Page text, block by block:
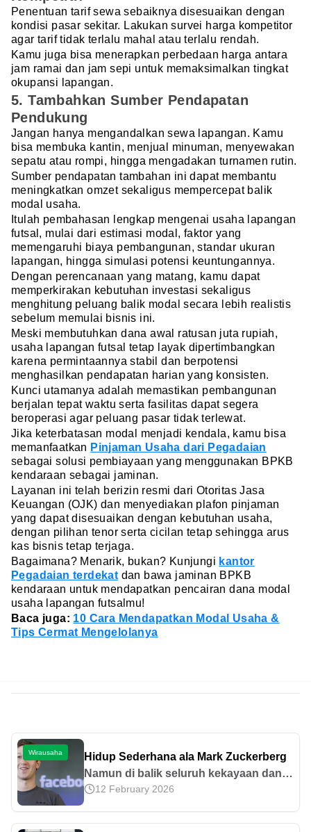
Penentuan tarif sewa sebaiknya disesuaikan dengan
kondisi pasar sekitar. Lakukan survei harga kompetitor
agar tarif tidak terlalu mahal atau terlalu rendah.
Kamu juga bisa menerapkan perbedaan harga antara
jam ramai dan jam sepi untuk memaksimalkan tingkat
okupansi lapangan.
5. Tambahkan Sumber Pendapatan
Pendukung
Jangan hanya mengandalkan sewa lapangan. Kamu
bisa membuka kantin, menjual minuman, menyewakan
sepatu atau rompi, hingga mengadakan turnamen rutin.
Sumber pendapatan tambahan ini dapat membantu
meningkatkan omzet sekaligus mempercepat balik
modal usaha.
Itulah pembahasan lengkap mengenai usaha lapangan
futsal, mulai dari estimasi modal, faktor yang
memengaruhi biaya pembangunan, standar ukuran
lapangan, hingga simulasi potensi keuntungannya.
Dengan perencanaan yang matang, kamu dapat
memperkirakan kebutuhan investasi sekaligus
menghitung peluang balik modal secara lebih realistis
sebelum memulai bisnis ini.
Meski membutuhkan dana awal ratusan juta rupiah,
usaha lapangan futsal tetap layak dipertimbangkan
karena permintaannya stabil dan berpotensi
menghasilkan pendapatan harian yang konsisten.
Kunci utamanya adalah memastikan pembangunan
berjalan tepat waktu serta fasilitas dapat segera
beroperasi agar peluang pasar tidak terlewat.
Jika keterbatasan modal menjadi kendala, kamu bisa
memanfaatkan Pinjaman Usaha dari Pegadaian
sebagai solusi pembiayaan yang menggunakan BPKB
kendaraan sebagai jaminan.
Layanan ini telah berizin resmi dari Otoritas Jasa
Keuangan (OJK) dan menyediakan plafon pinjaman
yang dapat disesuaikan dengan kebutuhan usaha,
dengan pilihan tenor serta cicilan tetap sehingga arus
kas bisnis tetap terjaga.
Bagaimana? Menarik, bukan? Kunjungi kantor
Pegadaian terdekatdan bawa jaminan BPKB
kendaraan untuk mendapatkan pencairan dana modal
usaha lapangan futsalmu!
Baca juga: 10 Cara Mendapatkan Modal Usaha &
Tips Cermat Mengelolanya
Wirausaha
Hidup Sederhana ala Mark Zuckerberg
Namun di balik seluruh kekayaan dan
kesuksesannya itu, Zuckerberg dikenal
menjalani hidup sederhana.
12 February 2026